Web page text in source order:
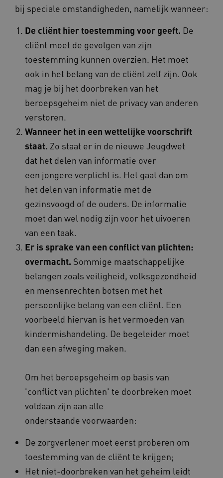
bij speciale omstandigheden, namelijk wanneer:
De cliënt hier toestemming voor geeft. De
cliënt moet de gevolgen van zijn
toestemming kunnen overzien. Het moet
ook in het belang van de cliënt zelf zijn. Ook
mag je bij het doorbreken van het
beroepsgeheim niet de privacy van anderen
verstoren.
Wanneer het in een wettelijke voorschrift
staat. Zo staat er in de nieuwe Jeugdwet
dat het delen van informatie over
een jongere verplicht is. Het gaat dan om
het delen van informatie met de
gezinsvoogd of de ouders. De informatie
moet dan wel nodig zijn voor het uivoeren
van een taak.
Er is sprake van een conflict van plichten:
overmacht. Sommige maatschappelijke
belangen zoals veiligheid, volksgezondheid
en mensenrechten botsen met het
persoonlijke belang van een cliënt. Een
voorbeeld hiervan is het vermoeden van
kindermishandeling. De begeleider moet
dan een afweging maken.
Om het beroepsgeheim op basis van
'conflict van plichten' te doorbreken moet
voldaan zijn aan alle
onderstaande voorwaarden:
De zorgverlener moet eerst proberen om
toestemming van de cliënt te krijgen;
Het niet-doorbreken van het geheim leidt
__Secure-YNID .youtube.com
__Secure-
.youtube.com
.kennispleingehandicaptensector.nl
__cf_bm
Cloudflare Inc.
.vimeo.com
BCSessionID vilans.blueconic.net
.www.kennispleingehandicaptensector.nl
CookieScriptConsent
AWSALBCORS
Amazon.com Inc.
vilans.blueconic.net
Google Privacy Policy